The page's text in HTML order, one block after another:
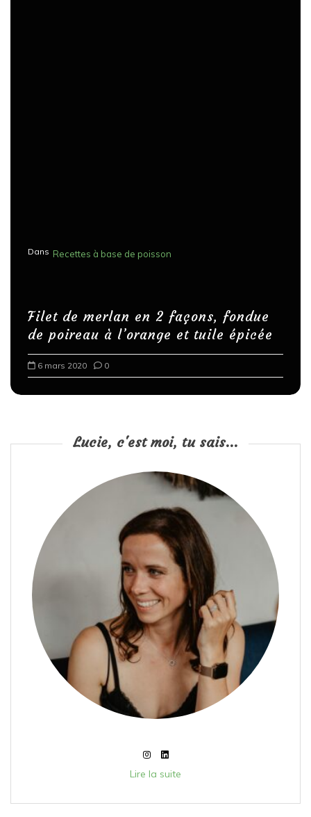
Dans Recettes à base de poisson
Filet de merlan en 2 façons, fondue
de poireau à l’orange et tuile épicée
6 mars 2020 0
Lucie, c'est moi, tu sais...
Lire la suite